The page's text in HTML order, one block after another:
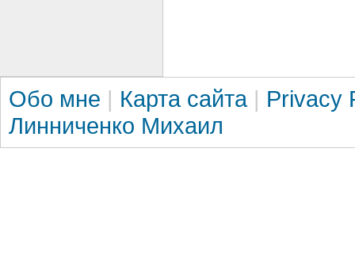
Обо мне | Карта сайта | Privacy
Линниченко Михаил